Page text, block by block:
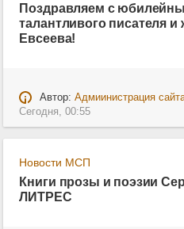
Поздравляем с
талантливого писателя и
Евсеева!
Автор: Адмиинистрация
Сегодня, 00:55
Новости МСП
Книги прозы и поэзии
ЛИТРЕС